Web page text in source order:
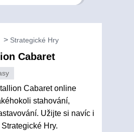
Strategické Hry
Cabaret
Cabaret online
stahování,
Užijte si navíc i
Hry.